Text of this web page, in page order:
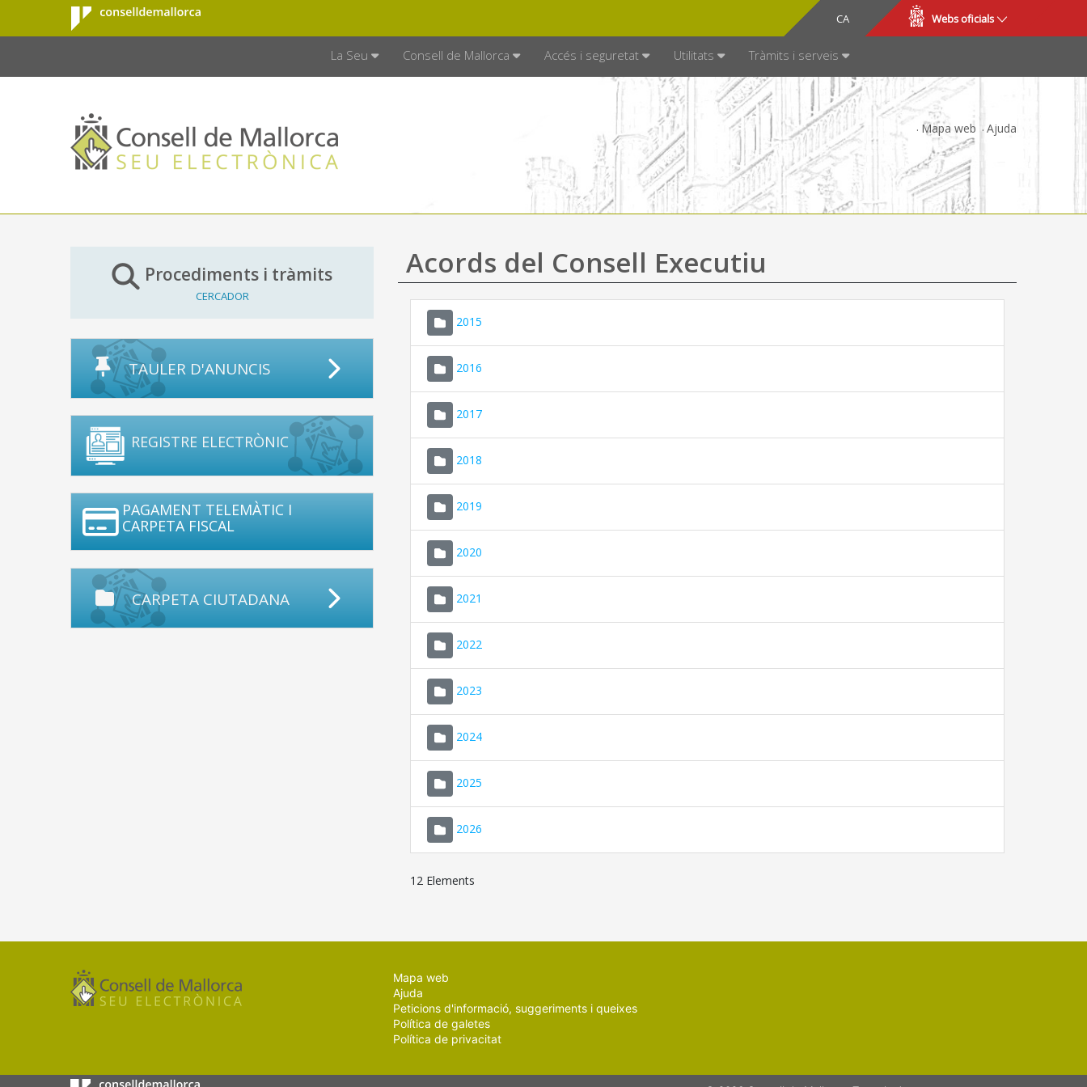
Salta al contingut principal
Consell de
Mallorca
CA
ES Webs oficials
La Seu Consell de Mallorca Accés i seguretat Utilitats Tràmits i serveis
Mapa web Ajuda
Procediments i tràmits
CERCADOR
TAULER D'ANUNCIS
REGISTRE ELECTRÒNIC
PAGAMENT TELEMÀTIC I
CARPETA FISCAL
CARPETA CIUTADANA
Acords del Consell Executiu
2015
2016
2017
2018
2019
2020
2021
2022
2023
2024
2025
2026
12 Elements
Mapa web
Ajuda
Peticions d'informació, suggeriments i queixes
Política de galetes
Política de privacitat